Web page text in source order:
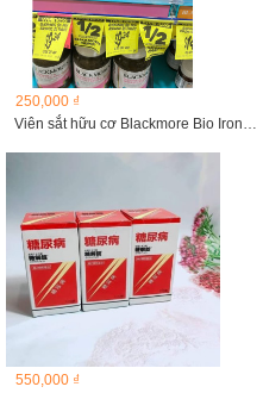
250,000 ₫
Viên sắt hữu cơ Blackmore Bio Iron Advanced lọ 30 viên
550,000 ₫